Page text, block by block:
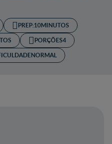
PREP:10MINUTOS
PORÇÕES4
NORMAL